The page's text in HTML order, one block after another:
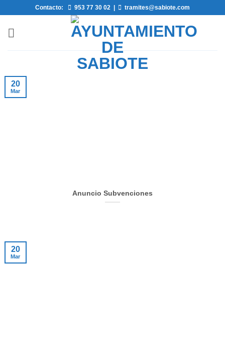
contenido
Contacto: 953 77 30 02 | tramites@sabiote.com
Anuncio Subvenciones
20
Mar
20
Mar